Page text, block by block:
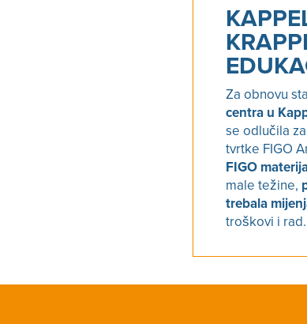
Za obnovu
centra u
se odlučila
tvrtke FIGO
FIGO
male težine,
trebala
troškovi i rad.